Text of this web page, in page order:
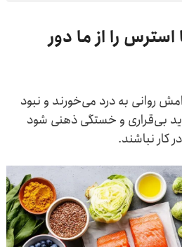
را از ما دور
روانی به درد می‌خورند و نبود
بی‌قراری و خستگی ذهنی شود
کار نباشند.